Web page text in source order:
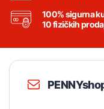
100% sigurna
10 fizičkih